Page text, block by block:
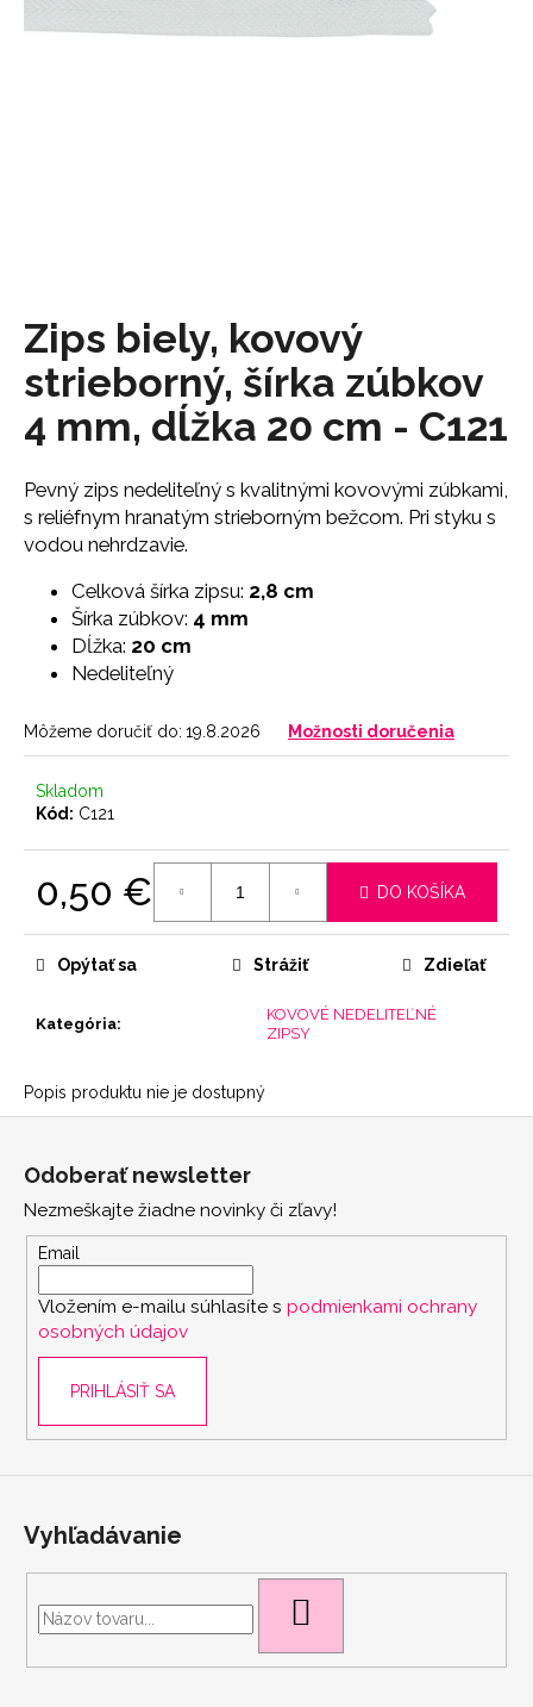
Zips biely, kovový
strieborný, šírka zúbkov
4 mm, dĺžka 20 cm - C121
Pevný zips nedeliteľný s kvalitnými kovovými zúbkami,
s reliéfnym hranatým strieborným bežcom. Pri styku s
vodou nehrdzavie.
Celková šírka zipsu: 2,8 cm
Šírka zúbkov: 4 mm
Dĺžka: 20 cm
Nedeliteľný
Môžeme doručiť do: 19.8.2026 Možnosti doručenia
Skladom
Kód: C121
0,50 € DO KOŠÍKA
Kategória:
KOVOVÉ NEDELITEĽNÉ
ZIPSY
Opýtať sa Strážiť Zdieľať
Popis produktu nie je dostupný
á
O
d
p
r
ú
č
NOHAVIČKY
7
€
Odoberať newsletter
Nezmeškajte žiadne novinky či zľavy!
Email
Vložením e-mailu súhlasíte s podmienkami ochrany
osobných údajov
PRIHLÁSIŤ SA
Vyhľadávanie